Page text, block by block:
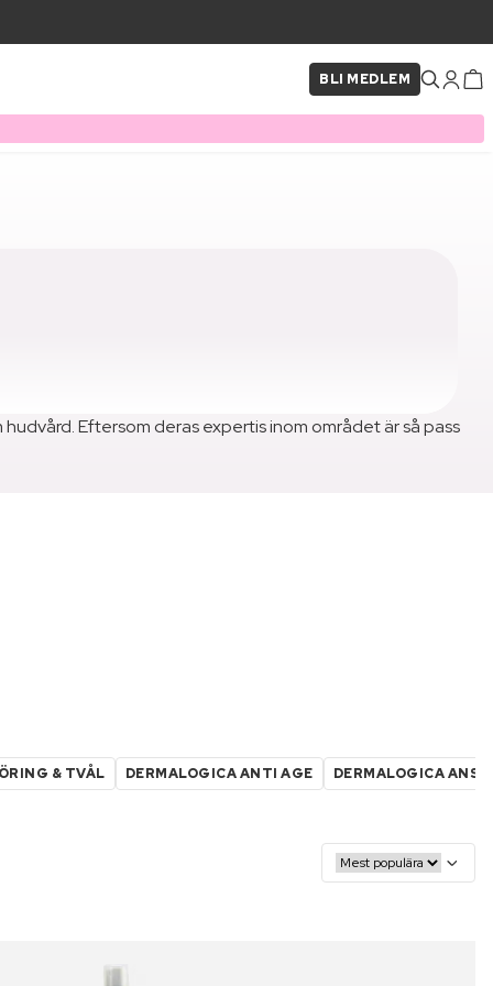
BLI MEDLEM
Eftersom deras expertis inom området är så pass
& TVÅL DERMALOGICA ANTI AGE DERMALOGICA